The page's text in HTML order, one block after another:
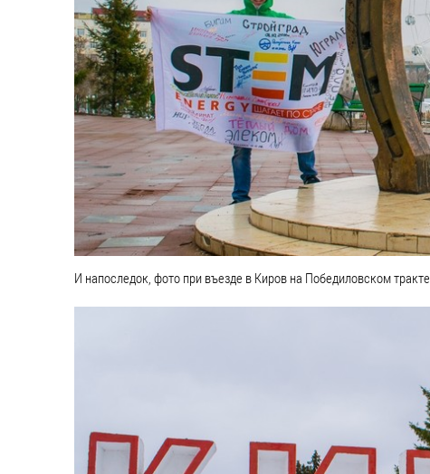
И напоследок, фото при въезде в Киров на Победиловском тракте